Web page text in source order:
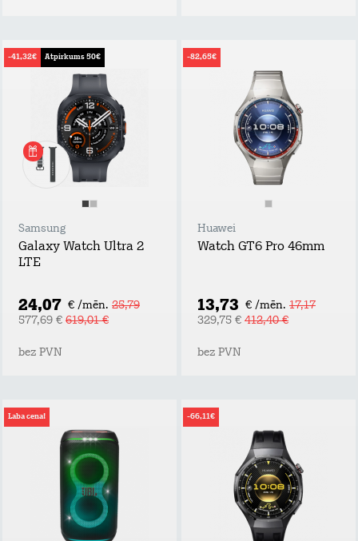
-41,32€ Atpirkums 50€
Samsung
Galaxy Watch Ultra 2
LTE
24,07 € /mēn. 25,79
577,69 € 619,01 €
bez PVN
-82,65€
Huawei
Watch GT6 Pro 46mm
13,73 € /mēn. 17,17
329,75 € 412,40 €
bez PVN
Laba cena! -66,11€